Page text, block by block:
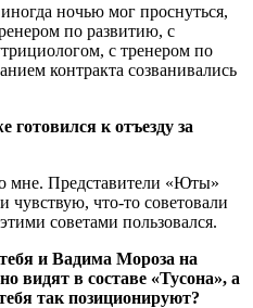
ночью мог проснуться,
по развитию, с
с тренером по
контракта созванивались
готовился к отъезду за
мне. Представители «Юты»
чувствую, что-то советовали
советами пользовался.
и Вадима Мороза на
видят в составе «Тусона», а
так позиционируют?